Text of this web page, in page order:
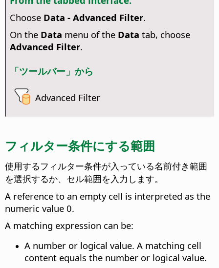
Choose Data - Advanced Filter.
On the Data menu of the Data tab, choose
Advanced Filter.
「ツールバー」から
Advanced Filter
フィルター条件にする範囲
使用するフィルター条件が入っている名前付き範囲
を選択するか、セル範囲を入力します。
A reference to an empty cell is interpreted as the
numeric value 0.
A matching expression can be:
A number or logical value. A matching cell
content equals the number or logical value.